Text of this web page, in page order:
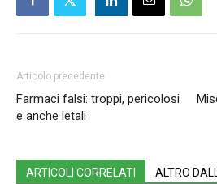
Articolo precedente
Farmaci falsi: troppi, pericolosi
e anche letali
ARTICOLI CORRELATI ALTRO